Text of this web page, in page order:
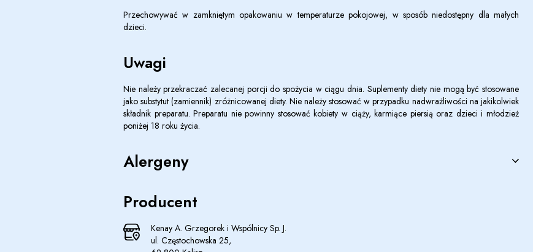
Przechowywać w zamkniętym opakowaniu w temperaturze pokojowej, w sposób niedostępny dla małych
dzieci.
Uwagi
Nie należy przekraczać zalecanej porcji do spożycia w ciągu dnia. Suplementy diety nie mogą być stosowane
jako substytut (zamiennik) zróżnicowanej diety. Nie należy stosować w przypadku nadwrażliwości na jakikolwiek
składnik preparatu. Preparatu nie powinny stosować kobiety w ciąży, karmiące piersią oraz dzieci i młodzież
poniżej 18 roku życia.
Alergeny
Producent
Kenay A. Grzegorek i Wspólnicy Sp. J.
ul. Częstochowska 25,